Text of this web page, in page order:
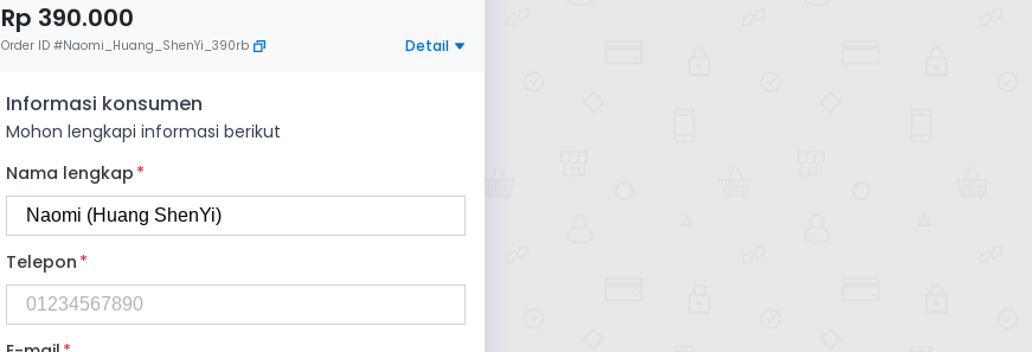
Rp 390.000
Order ID #Naomi_Huang_ShenYi_390rb Detail
Informasi konsumen
Mohon lengkapi informasi berikut
Nama lengkap *
Telepon *